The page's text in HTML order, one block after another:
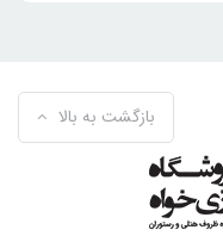
بازگشت به بالا